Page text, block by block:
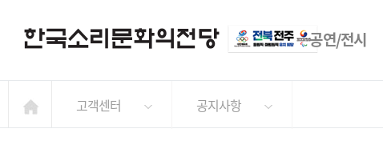
공연/전시
고객센터 공지사항